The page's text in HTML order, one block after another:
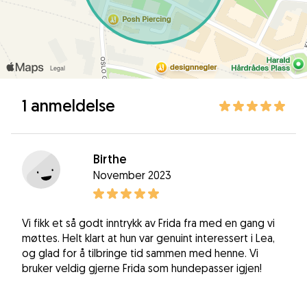
1 anmeldelse
Birthe
November 2023
Vi fikk et så godt inntrykk av Frida fra med en gang vi
møttes. Helt klart at hun var genuint interessert i Lea,
og glad for å tilbringe tid sammen med henne. Vi
bruker veldig gjerne Frida som hundepasser igjen!